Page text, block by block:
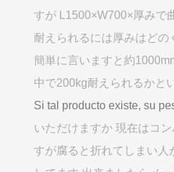
すが L1500×W700×厚みで
耐えられるには厚みはど
簡単に言いますと約
中で200kg耐えられるかと
Si tal producto existe, su
いただけますか 現在はコ
すが腐ると折れてしまい人